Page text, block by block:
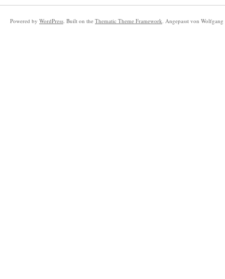
Powered by WordPress. Built on the Thematic Theme Framework. Angepasst von